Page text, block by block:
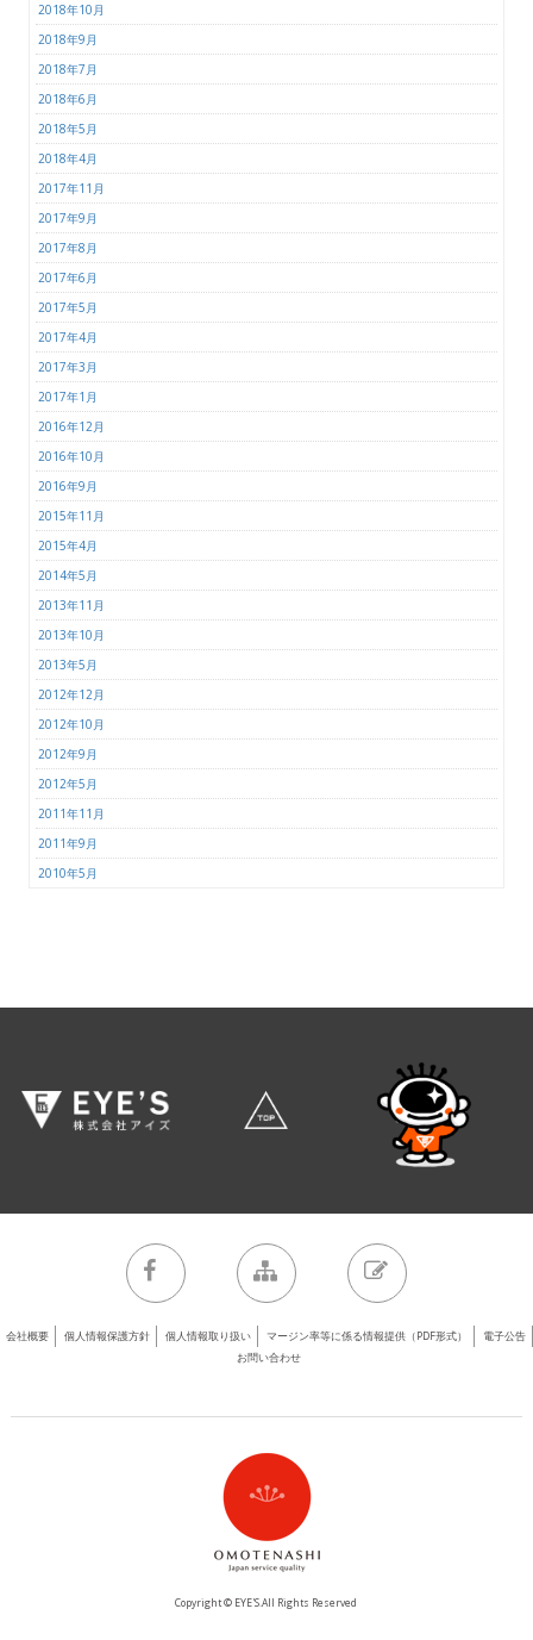
2018年10月
2018年9月
2018年7月
2018年6月
2018年5月
2018年4月
2017年11月
2017年9月
2017年8月
2017年6月
2017年5月
2017年4月
2017年3月
2017年1月
2016年12月
2016年10月
2016年9月
2015年11月
2015年4月
2014年5月
2013年11月
2013年10月
2013年5月
2012年12月
2012年10月
2012年9月
2012年5月
2011年11月
2011年9月
2010年5月
会社概要 個人情報保護方針 個人情報取り扱い マージン率等に係る情報提供（PDF形式）
電子公告
お問い合わせ
Copyright © EYE'S.All Rights Reserved